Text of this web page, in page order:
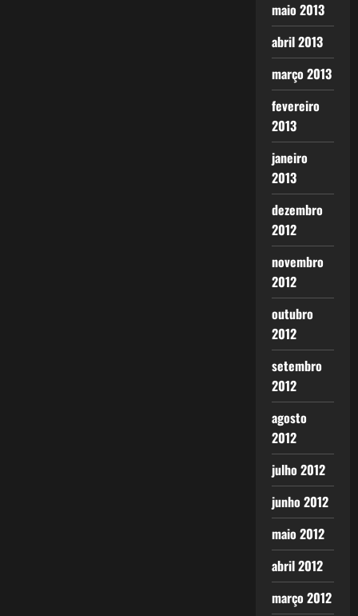
maio 2013
abril 2013
março 2013
fevereiro
2013
janeiro
2013
dezembro
2012
novembro
2012
outubro
2012
setembro
2012
agosto
2012
julho 2012
junho 2012
maio 2012
abril 2012
março 2012